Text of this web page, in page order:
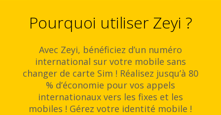
Pourquoi utiliser Zeyi ?
Avec Zeyi, bénéficiez d’un numéro
international sur votre mobile sans
changer de carte Sim ! Réalisez jusqu’à 80
% d’économie pour vos appels
internationaux vers les fixes et les
mobiles ! Gérez votre identité mobile !